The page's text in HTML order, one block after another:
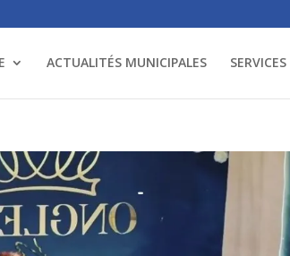
ACTUALITÉS MUNICIPALES